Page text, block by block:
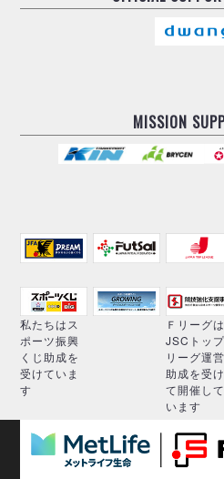
MISSION
私たちはス
ポーツ振興
くじ助成を
受けていま
す
Ｆリーグは
JSCトップ
リーグ運営
助成を受け
て開催して
います